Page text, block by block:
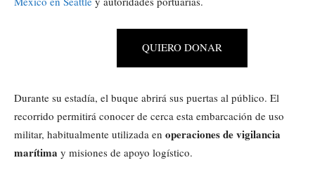
QUIERO DONAR
Durante su estadía, el buque abrirá sus puertas al público. El
recorrido permitirá conocer de cerca esta embarcación de uso
militar, habitualmente utilizada en operaciones de vigilancia
marítima y misiones de apoyo logístico.